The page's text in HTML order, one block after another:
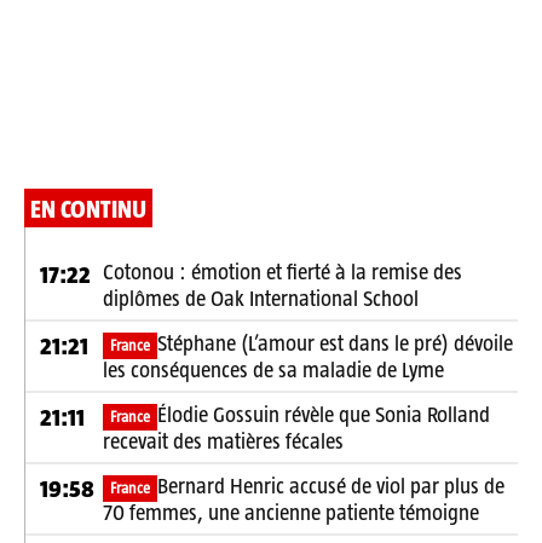
EN CONTINU
17:22 Cotonou : émotion et fierté à la remise des
diplômes de Oak International School
21:21 France Stéphane (L’amour est dans le pré) dévoile
les conséquences de sa maladie de Lyme
21:11 France Élodie Gossuin révèle que Sonia Rolland
recevait des matières fécales
19:58 France Bernard Henric accusé de viol par plus de
70 femmes, une ancienne patiente témoigne